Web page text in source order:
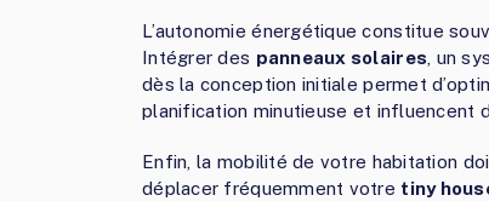
L’autonomie énergétique constitue
Intégrer des panneaux solaires , un
dès la conception initiale permet
planification minutieuse et influencent
Enfin, la mobilité de votre habitation
déplacer fréquemment votre tiny